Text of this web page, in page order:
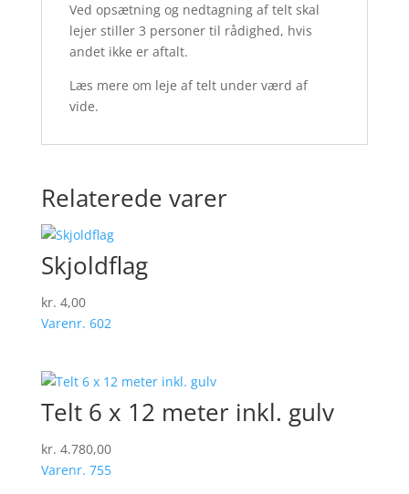
Ved opsætning og nedtagning af telt skal
lejer stiller 3 personer til rådighed, hvis
andet ikke er aftalt.
Læs mere om leje af telt under værd af
vide.
Relaterede varer
Skjoldflag
kr. 4,00
Varenr. 602
Telt 6 x 12 meter inkl. gulv
kr. 4.780,00
Varenr. 755